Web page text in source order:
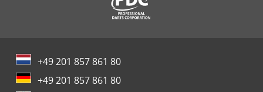
+49 201 857 861 80
+49 201 857 861 80